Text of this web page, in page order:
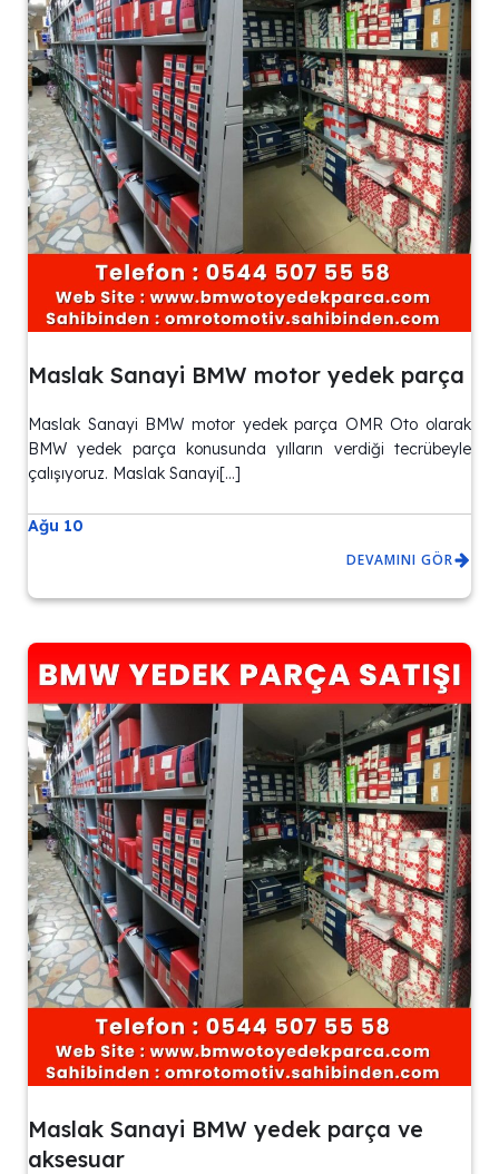
Maslak Sanayi BMW motor yedek parça
Maslak Sanayi BMW motor yedek parça OMR Oto olarak
BMW yedek parça konusunda yılların verdiği tecrübeyle
çalışıyoruz. Maslak Sanayi[…]
Ağu 10
DEVAMINI GÖR
Maslak Sanayi BMW yedek parça ve
aksesuar